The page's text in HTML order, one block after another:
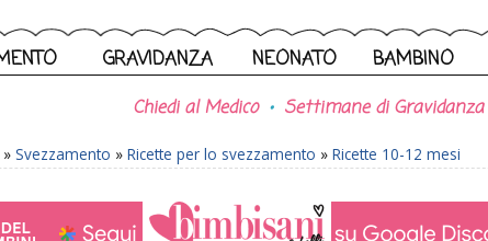
GRAVIDANZA NEONATO BAMBINO
Chiedi al Medico Settimane di Gravidanza
» Svezzamento » Ricette per lo svezzamento » Ricette 10-12 mesi